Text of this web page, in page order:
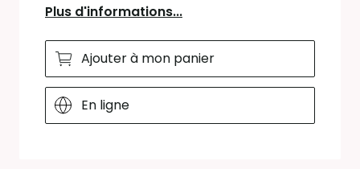
Plus d'informations...
Ajouter à mon panier
En ligne